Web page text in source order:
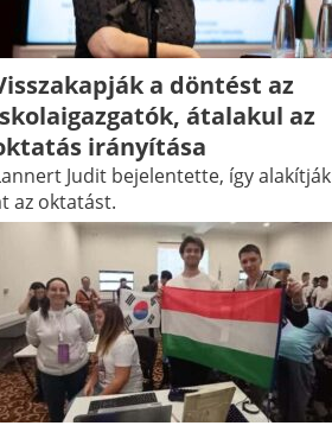
a döntést az
átalakul az
irányítása
Judit bejelentette, így alakítják
az oktatást.